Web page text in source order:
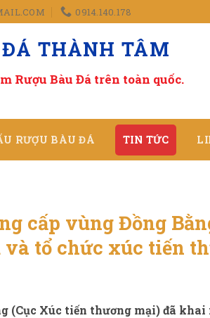
0914.140.178
ĐÁ THÀNH TÂM
Rượu Bàu Đá trên toàn quốc.
RƯỢU BÀU ĐÁ TIN TỨC
cấp vùng Đồng
tổ chức xúc tiến
(Cục Xúc tiến thương mại) đã